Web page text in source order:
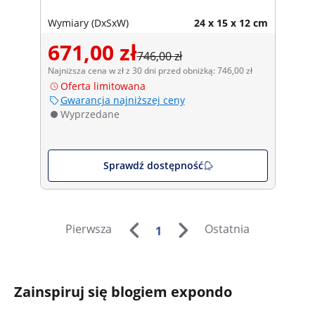
Wymiary (DxSxW) 24 x 15 x 12 cm
671,00 zł746,00 zł
Najniższa cena w zł z 30 dni przed obniżką: 746,00 zł
Oferta limitowana
Gwarancja najniższej ceny
Wyprzedane
Sprawdź dostępność
Pierwsza 1 Ostatnia
Zainspiruj się blogiem expondo